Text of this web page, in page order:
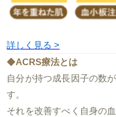
詳しく見る >
◆ACRS療法とは
自分が持つ成長因子の数
す。
それを改善すべく自身の